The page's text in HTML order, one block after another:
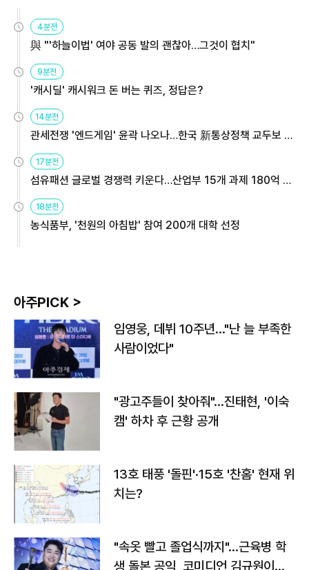
4분전
與 "'하늘이법' 여야 공동 발의 괜찮아…그것이 협치"
9분전
'캐시딜' 캐시워크 돈 버는 퀴즈, 정답은?
14분전
관세전쟁 '엔드게임' 윤곽 나오나…한국 新통상정책 교두보 활
17분전
섬유패션 글로벌 경쟁력 키운다…산업부 15개 과제 180억 지
18분전
농식품부, '천원의 아침밥' 참여 200개 대학 선정
아주PICK >
임영웅, 데뷔 10주년…"난 늘 부족한
사람이었다"
"광고주들이 찾아줘"…진태현, '이숙
캠' 하차 후 근황 공개
13호 태풍 '돌핀'·15호 '찬홈' 현재 위
치는?
"속옷 빨고 졸업식까지"…근육병 학
생 돌본 공익, 코미디언 김규원이었